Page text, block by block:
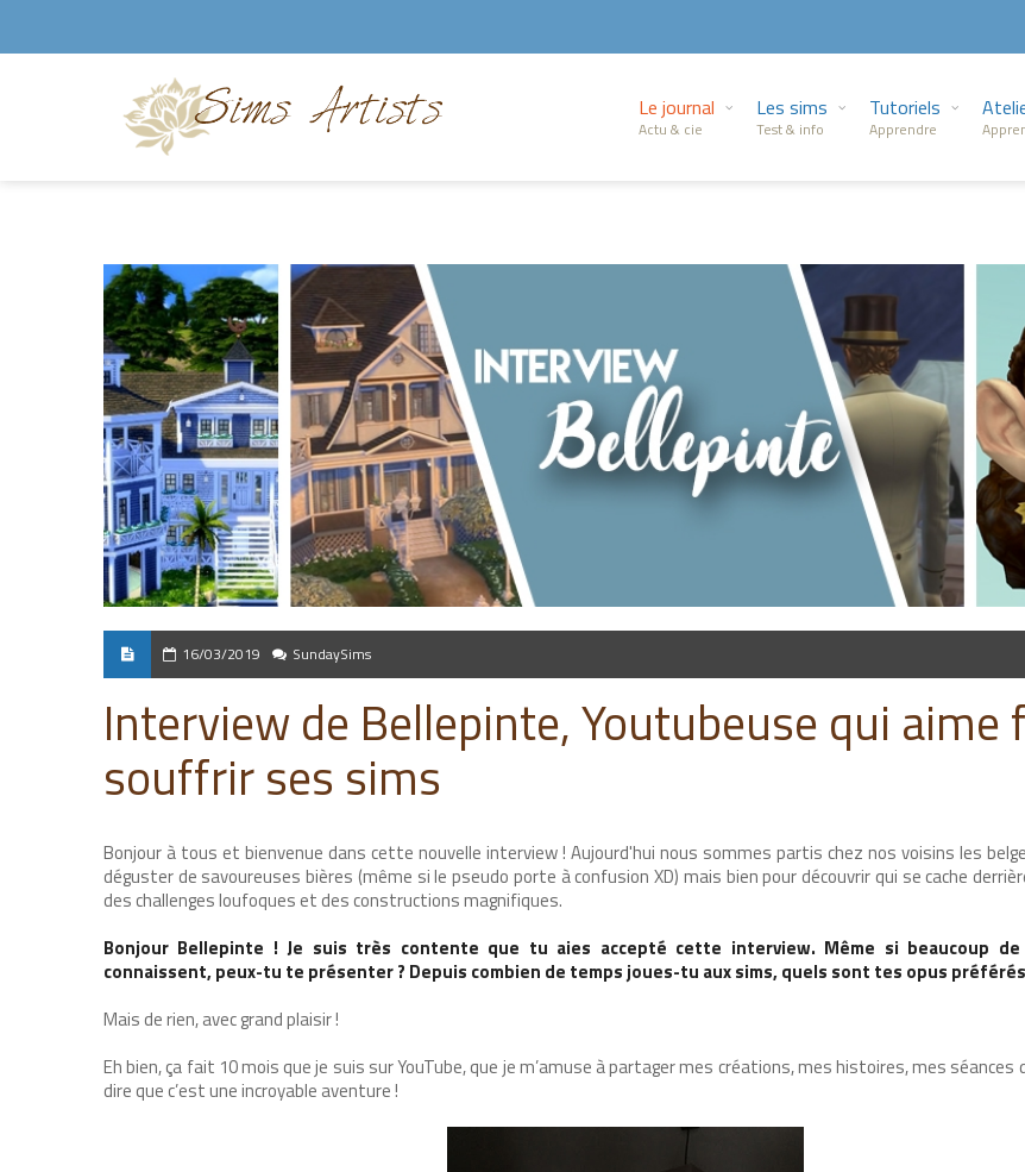
Le journal
Actu & cie
Les sims
Test & info
Tutoriels
Apprendre
16/03/2019 SundaySims
Interview de Bellepinte, Youtubeuse qui aime
souffrir ses sims
Bonjour à tous et bienvenue dans cette nouvelle interview ! Aujourd'hui nous sommes partis chez nos voisins les
déguster de savoureuses bières (même si le pseudo porte à confusion XD) mais bien pour découvrir qui se cache
des challenges loufoques et des constructions magnifiques.
Bonjour Bellepinte ! Je suis très contente que tu aies accepté cette interview. Même si beaucoup
connaissent, peux-tu te présenter ? Depuis combien de temps joues-tu aux sims, quels sont tes opus
Mais de rien, avec grand plaisir !
Eh bien, ça fait 10 mois que je suis sur YouTube, que je m’amuse à partager mes créations, mes histoires, mes séances
dire que c’est une incroyable aventure !